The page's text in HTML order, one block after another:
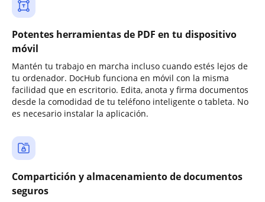
Potentes herramientas de PDF en tu dispositivo
móvil
Mantén tu trabajo en marcha incluso cuando estés lejos de
tu ordenador. DocHub funciona en móvil con la misma
facilidad que en escritorio. Edita, anota y firma documentos
desde la comodidad de tu teléfono inteligente o tableta. No
es necesario instalar la aplicación.
Compartición y almacenamiento de documentos
seguros